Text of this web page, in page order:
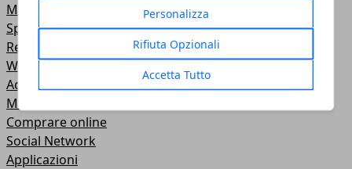
Personalizza
Rifiuta Opzionali
Accetta Tutto
Motori
Sport
Relazioni
Web e Social
Accessori
Mobile
Comprare online
Social Network
Applicazioni